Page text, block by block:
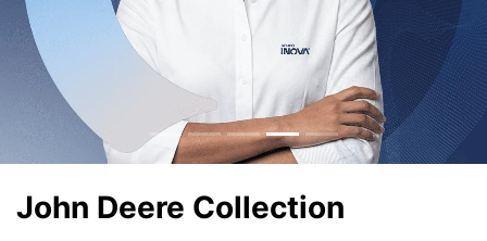
John Deere Collection